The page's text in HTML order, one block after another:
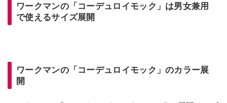
ワークマンの「コーデュロイモック」は男女兼用
で使えるサイズ展開
ワークマンの「コーデュロイモック」のカラー展
開